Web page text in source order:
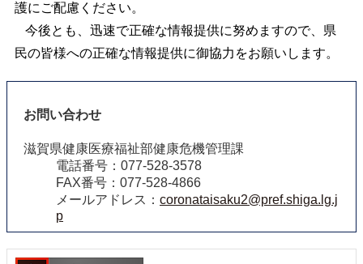
護にご配慮ください。
今後とも、迅速で正確な情報提供に努めますので、県
民の皆様への正確な情報提供に御協力をお願いします。
お問い合わせ
滋賀県健康医療福祉部健康危機管理課
電話番号：077-528-3578
FAX番号：077-528-4866
メールアドレス： coronataisaku2@pref.shiga.lg.j
p